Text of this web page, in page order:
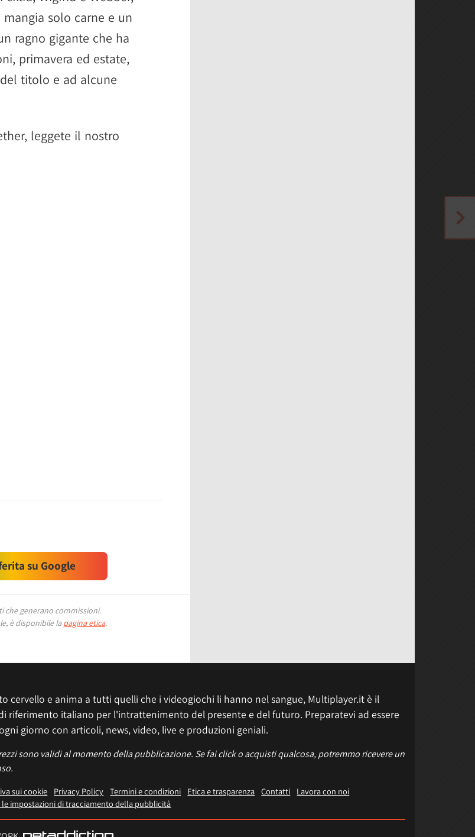
solo carne e un
ragno gigante che ha
primavera ed estate,
titolo e ad alcune
leggete il nostro
su Google
generano commissioni.
è disponibile la pagina etica.
cervello e anima a tutti quelli che i videogiochi li hanno nel sangue, Multiplayer.it è il
riferimento italiano per l'intrattenimento del presente e del futuro. Preparatevi ad essere
giorno con articoli, news, video, live e produzioni geniali.
sono validi al momento della pubblicazione. Se fai click o acquisti qualcosa, potremmo ricevere un
sui cookie Privacy Policy Termini e condizioni Etica e trasparenza Contatti
Lavora con noi
le impostazioni di tracciamento della pubblicità